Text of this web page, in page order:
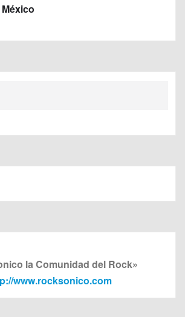
la Comunidad del Rock»
www.rocksonico.com